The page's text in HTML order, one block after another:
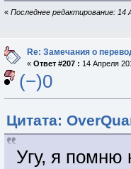
« Последнее редактирование: 14
Re: Замечания о
« Ответ #207 : 14 Апреля
(−)0
Цитата:
Угу, я помню